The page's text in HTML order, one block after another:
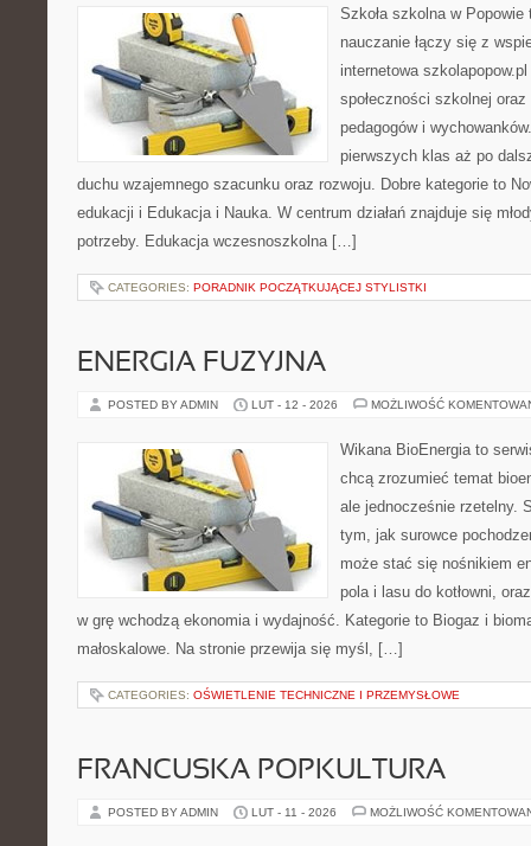
Szkoła szkolna w
nauczanie łączy się z
internetowa
społeczności szkolnej
pedagogów i
pierwszych klas aż po
duchu wzajemnego szacunku oraz rozwoju. Dobre kategorie to
edukacji i Edukacja i Nauka. W centrum działań znajduje się
potrzeby. Edukacja wczesnoszkolna […]
CATEGORIES: PORADNIK POCZĄTKUJĄCEJ STYLISTKI
ENERGIA FUZYJNA
POSTED BY ADMIN LUT - 12 - 2026 MOŻLIWOŚĆ
Wikana BioEnergia to
chcą zrozumieć temat
ale jednocześnie rzetelny.
tym, jak surowce
może stać się nośnikiem
pola i lasu do kotłowni,
w grę wchodzą ekonomia i wydajność. Kategorie to Biogaz i
małoskalowe. Na stronie przewija się myśl, […]
CATEGORIES: OŚWIETLENIE TECHNICZNE I PRZEMYSŁOWE
FRANCUSKA POPKULTURA
POSTED BY ADMIN LUT - 11 - 2026 MOŻLIWOŚĆ